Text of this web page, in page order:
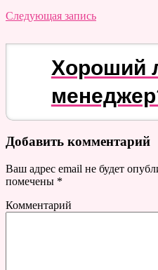
Следующая запись
Хороший
Добавить комментарий
Ваш адрес email не будет
помечены *
Комментарий